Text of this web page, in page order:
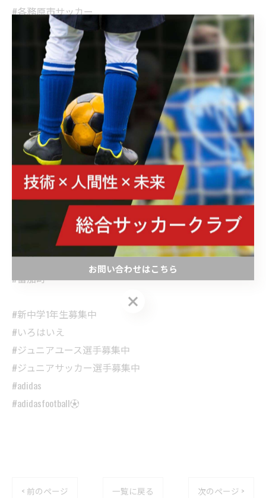
#各務原市サッカー
#各務原市サッカースクール
#美濃加茂市サッカー
#美濃加茂市サッカー初めての習い事
#可児市サッカークラブ
#可児市サッカースクール
#中濃サッカー
#中濃サッカークラブチーム
#関市
#各務原市
#美濃加茂市
#美濃市
#富加町
#新中学1年生募集中
#いろはいえ
#ジュニアユース選手募集中
#ジュニアサッカー選手募集中
#adidas
#adidasfootball⚽️
< 前のページ 一覧に戻る 次のページ >
お問い合わせはこちら
お問い合わせはこちら